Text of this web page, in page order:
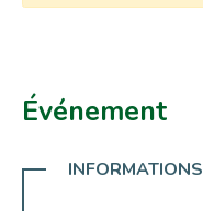
Événement
INFORMATIONS